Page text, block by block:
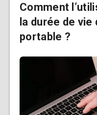
Comment
la durée de vie
portable ?